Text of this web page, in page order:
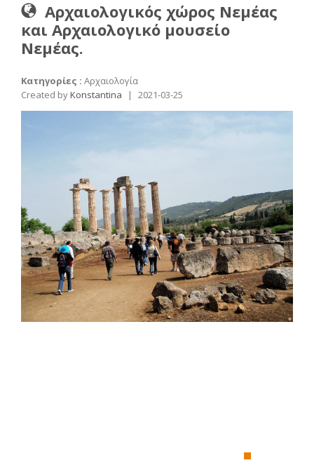
Αρχαιολογικός χώρος Νεμέας
και Αρχαιολογικό μουσείο
Νεμέας.
Κατηγορίες : Αρχαιολογία
Created byKonstantina | 2021-03-25